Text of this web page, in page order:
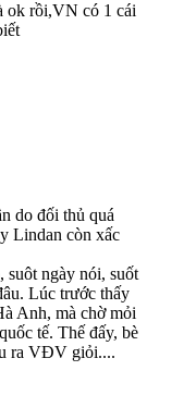
rồi,VN có 1 cái
do đối thủ quá
Lindan còn xấc
suôt ngày nói, suốt
Lúc trước thấy
Anh, mà chờ mỏi
tế. Thế đấy, bè
ra VĐV giỏi....